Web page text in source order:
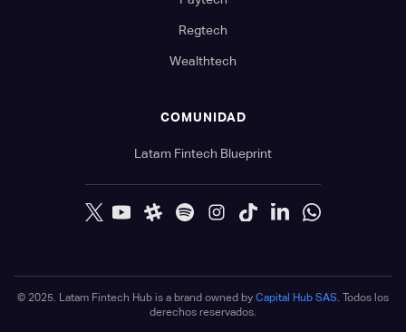
Regtech
Wealthtech
COMUNIDAD
Latam Fintech Blueprint
© 2025. Latam Fintech Hub is a brand owned by Capital Hub SAS. Todos los
derechos reservados.